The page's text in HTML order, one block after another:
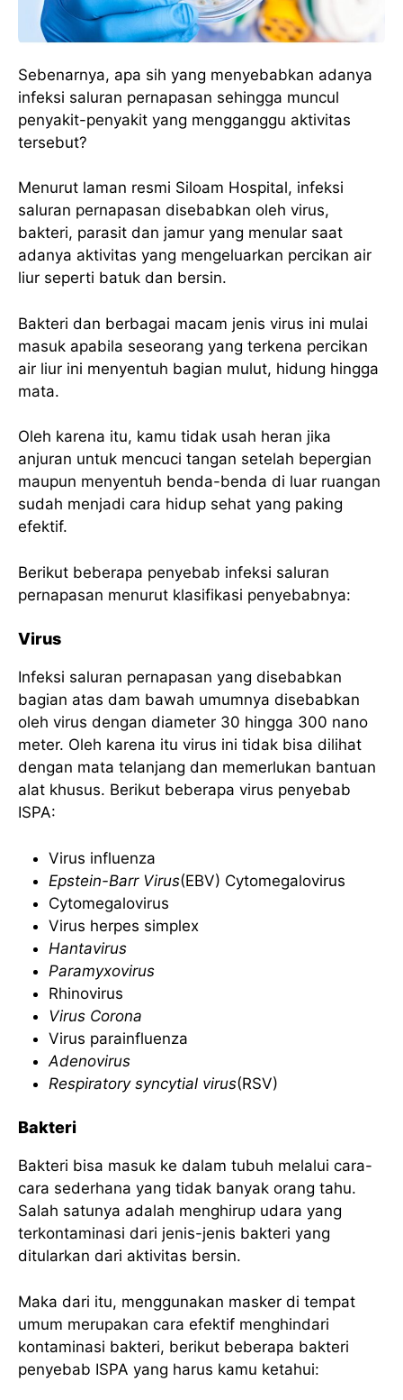
Sebenarnya, apa sih yang menyebabkan adanya
infeksi saluran pernapasan sehingga muncul
penyakit-penyakit yang mengganggu aktivitas
tersebut?
Menurut laman resmi Siloam Hospital, infeksi
saluran pernapasan disebabkan oleh virus,
bakteri, parasit dan jamur yang menular saat
adanya aktivitas yang mengeluarkan percikan air
liur seperti batuk dan bersin.
Bakteri dan berbagai macam jenis virus ini mulai
masuk apabila seseorang yang terkena percikan
air liur ini menyentuh bagian mulut, hidung hingga
mata.
Oleh karena itu, kamu tidak usah heran jika
anjuran untuk mencuci tangan setelah bepergian
maupun menyentuh benda-benda di luar ruangan
sudah menjadi cara hidup sehat yang paking
efektif.
Berikut beberapa penyebab infeksi saluran
pernapasan menurut klasifikasi penyebabnya:
Virus
Infeksi saluran pernapasan yang disebabkan
bagian atas dam bawah umumnya disebabkan
oleh virus dengan diameter 30 hingga 300 nano
meter. Oleh karena itu virus ini tidak bisa dilihat
dengan mata telanjang dan memerlukan bantuan
alat khusus. Berikut beberapa virus penyebab
ISPA:
Virus influenza
Epstein-Barr Virus(EBV) Cytomegalovirus
Cytomegalovirus
Virus herpes simplex
Hantavirus
Paramyxovirus
Rhinovirus
Virus Corona
Virus parainfluenza
Adenovirus
Respiratory syncytial virus(RSV)
Bakteri
Bakteri bisa masuk ke dalam tubuh melalui cara-
cara sederhana yang tidak banyak orang tahu.
Salah satunya adalah menghirup udara yang
terkontaminasi dari jenis-jenis bakteri yang
ditularkan dari aktivitas bersin.
Maka dari itu, menggunakan masker di tempat
umum merupakan cara efektif menghindari
kontaminasi bakteri, berikut beberapa bakteri
penyebab ISPA yang harus kamu ketahui: